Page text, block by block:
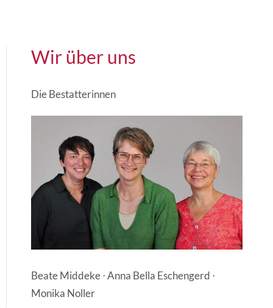
Wir über uns
Die Bestatterinnen
Beate Middeke ⋅ Anna Bella Eschengerd ⋅
Monika Noller